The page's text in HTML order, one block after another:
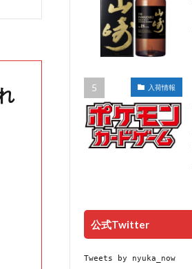
入荷情報
公式Twitter
Tweets by nyuka_now